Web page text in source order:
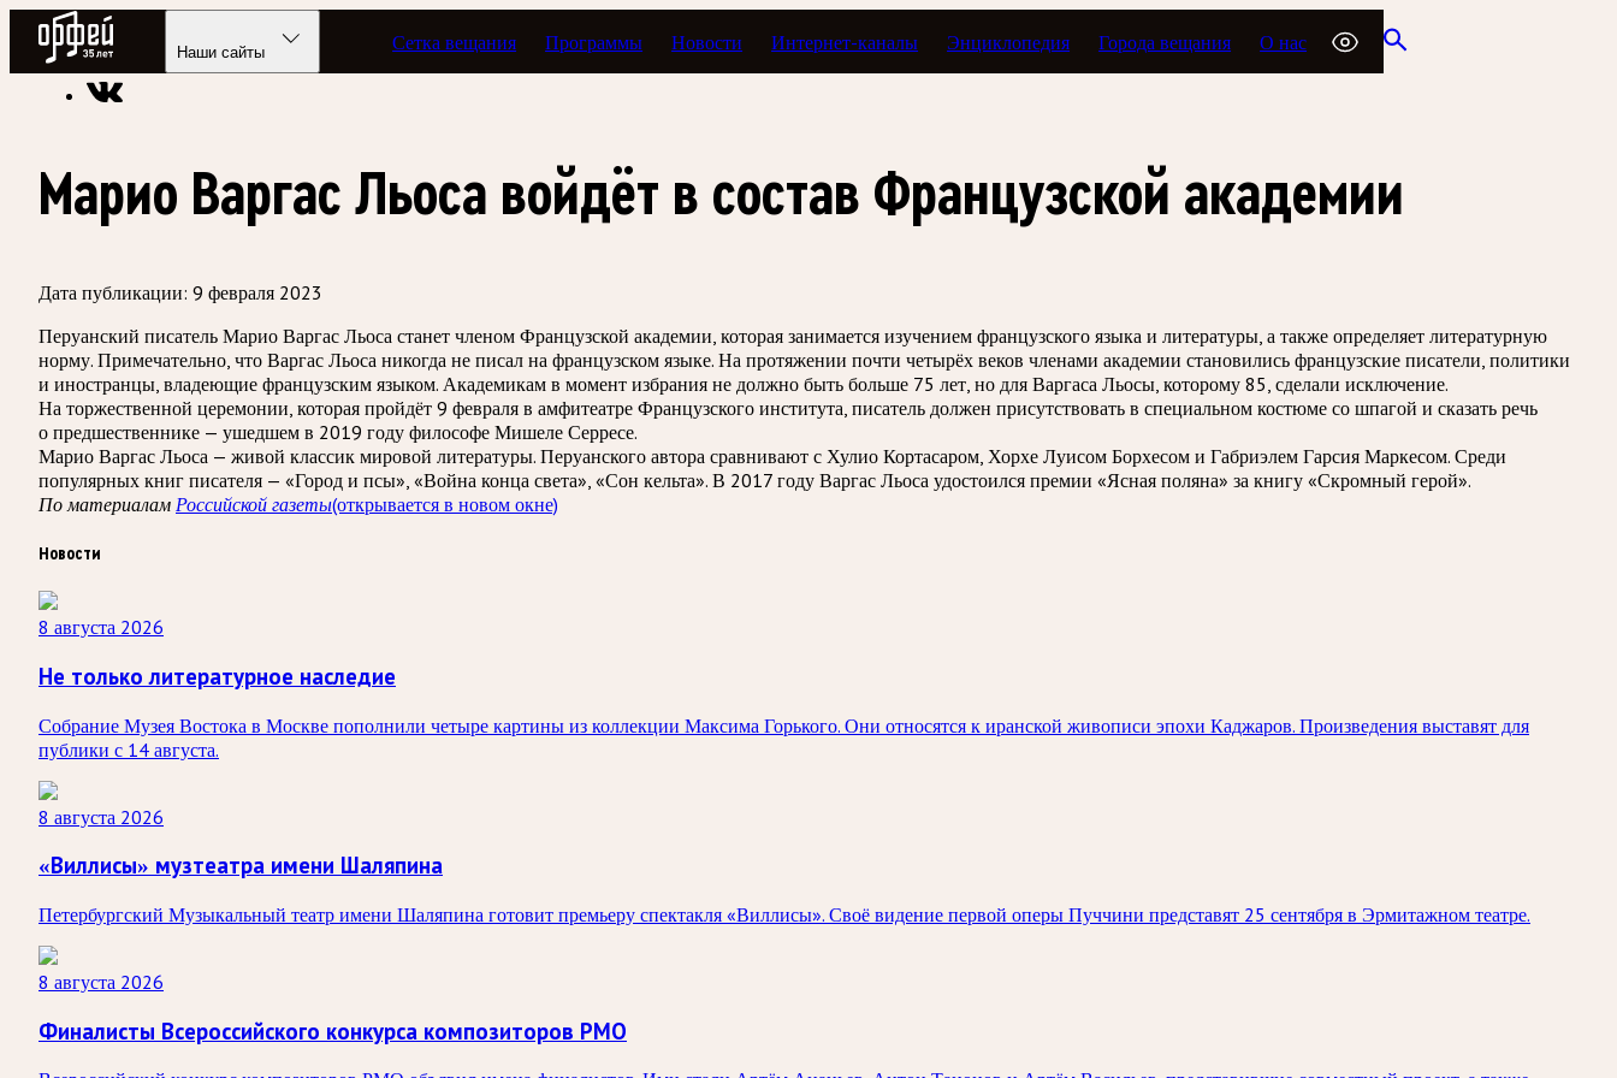
Радио Орфей
Наши сайты Сетка вещания Программы Новости Интернет-каналы Энциклопедия Города вещания О нас
Радио классической музыки «Орфей» Новости
Марио Варгас Льоса войдёт в состав Французской академии
Дата публикации: 9 февраля 2023
Перуанский писатель Марио Варгас Льоса станет членом Французской академии, которая занимается изучением французского языка и литературы, а также определяет литературную
норму. Примечательно, что Варгас Льоса никогда не писал на французском языке. На протяжении почти четырёх веков членами академии становились французские писатели, политики
и иностранцы, владеющие французским языком. Академикам в момент избрания не должно быть больше 75 лет, но для Варгаса Льосы, которому 85, сделали исключение.
На торжественной церемонии, которая пройдёт 9 февраля в амфитеатре Французского института, писатель должен присутствовать в специальном костюме со шпагой и сказать речь
о предшественнике — ушедшем в 2019 году философе Мишеле Серресе.
Марио Варгас Льоса — живой классик мировой литературы. Перуанского автора сравнивают с Хулио Кортасаром, Хорхе Луисом Борхесом и Габриэлем Гарсия Маркесом. Среди
популярных книг писателя — «Город и псы», «Война конца света», «Сон кельта». В 2017 году Варгас Льоса удостоился премии «Ясная поляна» за книгу «Скромный герой».
По материалам Российской газеты(открывается в новом окне)
Новости
8 августа 2026
Не только литературное наследие
Собрание Музея Востока в Москве пополнили четыре картины из коллекции Максима Горького. Они относятся к иранской живописи эпохи Каджаров. Произведения выставят для
публики с 14 августа.
8 августа 2026
«Виллисы» музтеатра имени Шаляпина
Петербургский Музыкальный театр имени Шаляпина готовит премьеру спектакля «Виллисы». Своё видение первой оперы Пуччини представят 25 сентября в Эрмитажном театре.
8 августа 2026
Финалисты Всероссийского конкурса композиторов РМО